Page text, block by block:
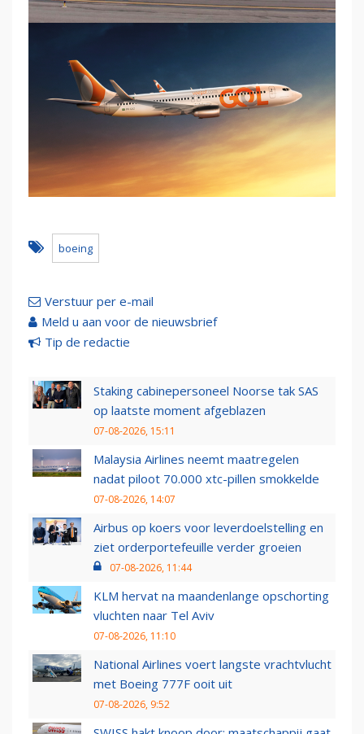
boeing
Verstuur per e-mail
Meld u aan voor de nieuwsbrief
Tip de redactie
Staking cabinepersoneel Noorse tak SAS
op laatste moment afgeblazen
07-08-2026, 15:11
Malaysia Airlines neemt maatregelen
nadat piloot 70.000 xtc-pillen smokkelde
07-08-2026, 14:07
Airbus op koers voor leverdoelstelling en
ziet orderportefeuille verder groeien
07-08-2026, 11:44
KLM hervat na maandenlange opschorting
vluchten naar Tel Aviv
07-08-2026, 11:10
National Airlines voert langste vrachtvlucht
met Boeing 777F ooit uit
07-08-2026, 9:52